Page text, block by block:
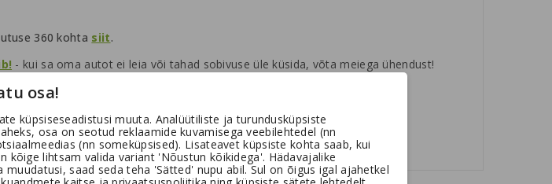
360 ​​kohta siit.
- kui sa oma autot ei leia või tahad sobivuse üle küsida, võta meiega ühendust!
panna. Variocage kahe koera puuri
video.
osa!
küpsiseseadistusi muuta. Analüütiliste ja turundusküpsiste
osa on seotud reklaamide kuvamisega veebilehtedel (nn
(nn someküpsised). Lisateavet küpsiste kohta saab, kui
lihtsam valida variant 'Nõustun kõikidega'. Hädavajalike
saad seda teha 'Sätted' nupu abil. Sul on õigus igal ajahetkel